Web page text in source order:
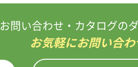
お問い合わせ・カタログの
お気軽にお問い合